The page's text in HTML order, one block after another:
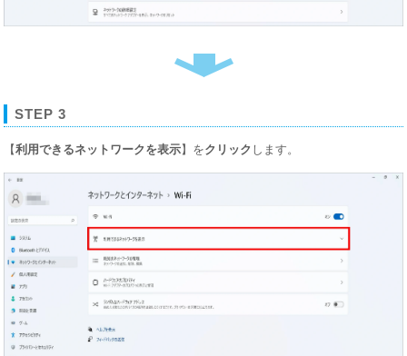
STEP 3
【利用できるネットワークを表示】をクリック します。